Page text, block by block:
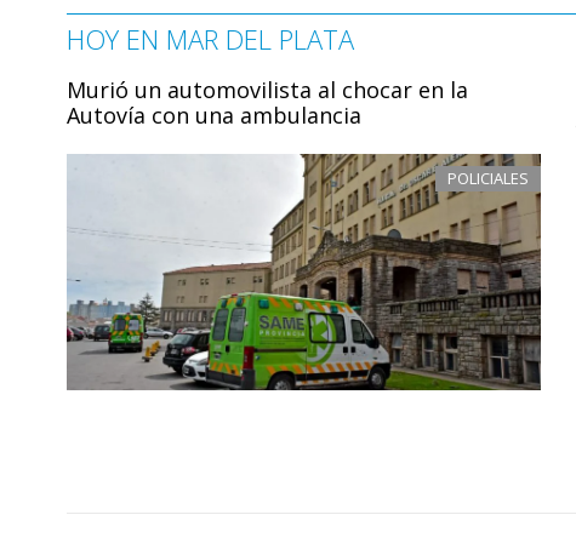
HOY EN MAR DEL PLATA
Murió un automovilista al chocar en la
Autovía con una ambulancia
POLICIALES